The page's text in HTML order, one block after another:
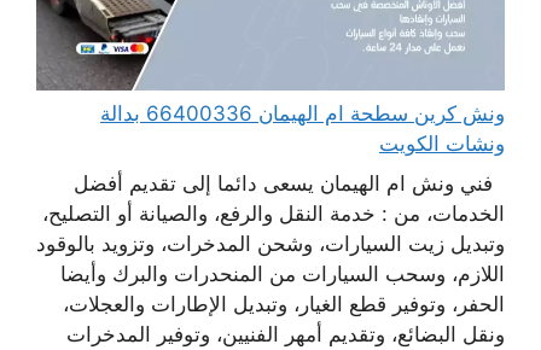
ونش كرين سطحة ام الهيمان 66400336 بدالة
ونشات الكويت
فني ونش ام الهيمان يسعى دائما إلى تقديم أفضل
الخدمات، من : خدمة النقل والرفع، والصيانة أو التصليح،
وتبديل زيت السيارات، وشحن المدخرات، وتزويد بالوقود
اللازم، وسحب السيارات من المنحدرات والبرك وأيضا
الحفر، وتوفير قطع الغيار، وتبديل الإطارات والعجلات،
ونقل البضائع، وتقديم أمهر الفنيين، وتوفير المدخرات